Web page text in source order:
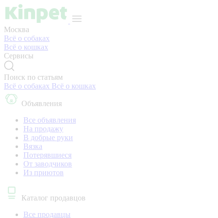
Москва
Всё о собаках
Всё о кошках
Сервисы
Поиск по статьям
Всё о собаках Всё о кошках
Объявления
Все объявления
На продажу
В добрые руки
Вязка
Потерявшиеся
От заводчиков
Из приютов
Каталог продавцов
Все продавцы